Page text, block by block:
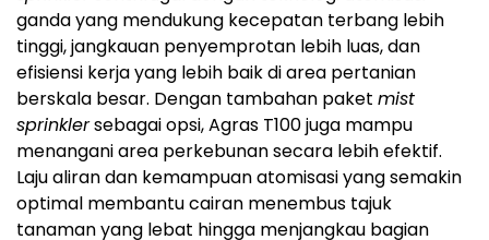
ganda yang mendukung kecepatan terbang lebih
tinggi, jangkauan penyemprotan lebih luas, dan
efisiensi kerja yang lebih baik di area pertanian
berskala besar. Dengan tambahan paket mist
sprinklersebagai opsi, Agras T100 juga mampu
menangani area perkebunan secara lebih efektif.
Laju aliran dan kemampuan atomisasi yang semakin
optimal membantu cairan menembus tajuk
tanaman yang lebat hingga menjangkau bagian